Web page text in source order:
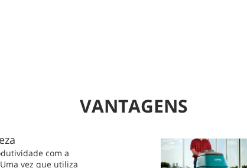
VANTAGENS
com a
vez que utiliza